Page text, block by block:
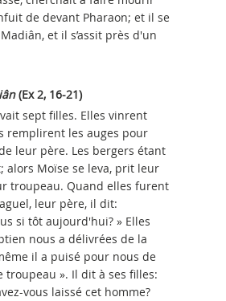
de devant Pharaon; et il se
et il s’assit près d'un
(Ex 2, 16-21)
sept filles. Elles vinrent
remplirent les auges pour
leur père. Les bergers étant
alors Moïse se leva, prit leur
troupeau. Quand elles furent
leur père, il dit:
si tôt aujourd'hui? » Elles
nous a délivrées de la
il a puisé pour nous de
troupeau ». Il dit à ses filles:
vous laissé cet homme?